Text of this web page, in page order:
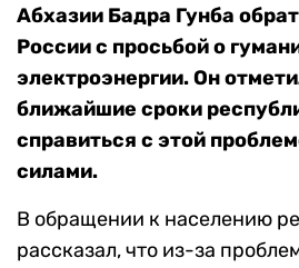
Абхазии Бадра Гунба
России с просьбой о
электроэнергии. Он
ближайшие сроки
справиться с этой
силами.
В обращении к населению
рассказал, что из-за